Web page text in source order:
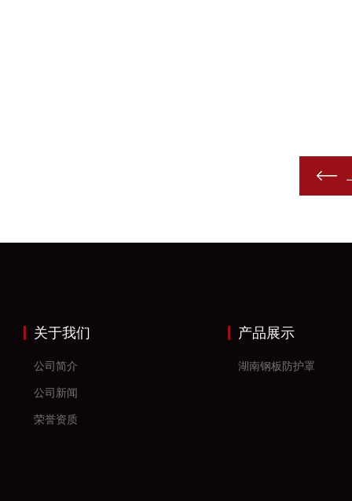
关于我们
公司简介
公司新闻
荣誉资质
产品展示
湖南钢板防护罩